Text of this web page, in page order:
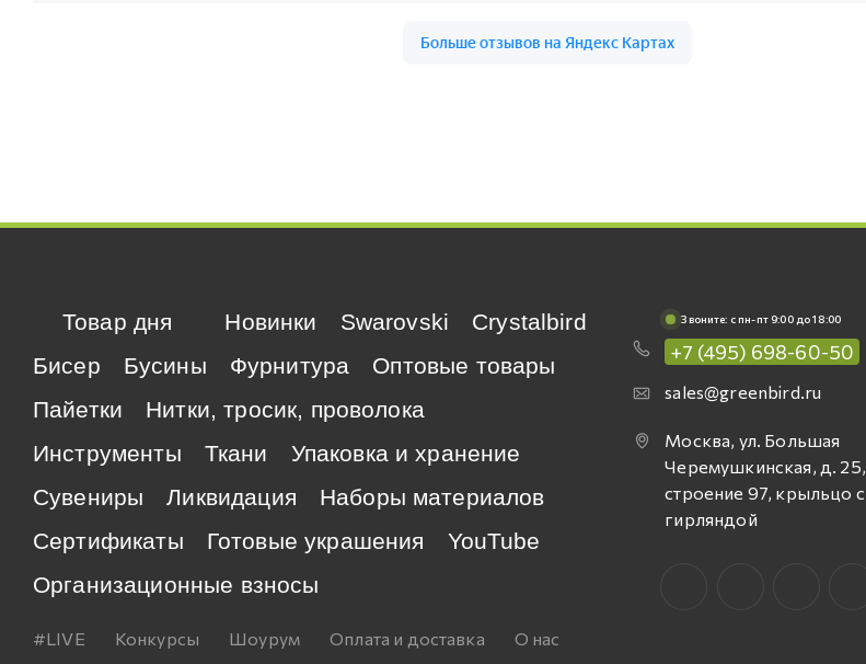
Товар дня Новинки Swarovski
Crystalbird
Бисер
Бусины Фурнитура
Оптовые товары
Пайетки
Нитки, тросик, проволока
Инструменты
Ткани
Упаковка и хранение
Сувениры
Ликвидация
Наборы материалов
Сертификаты
Готовые украшения
YouTube
Организационные взносы
#LIVE Конкурсы Шоурум Оплата и доставка О нас
Звоните: c пн-пт 9:00 до 18:00
+7 (495) 698-60-50
sales@greenbird.ru
Москва, ул. Большая
Черемушкинская, д. 25,
строение 97, крыльцо с
гирляндой